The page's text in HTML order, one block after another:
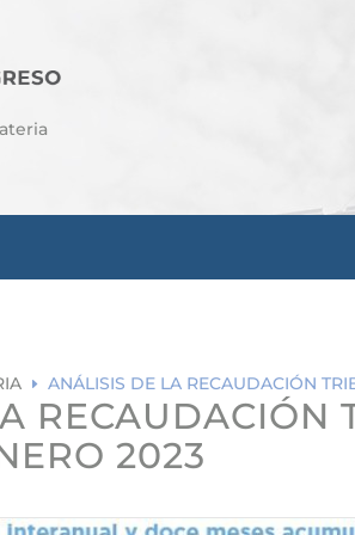
E ANÁLISIS DE LA RECAUDACIÓN
RECAUDACIÓN
2023